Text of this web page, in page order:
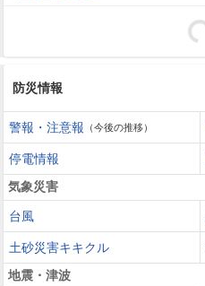
防災情報
警報・注意報 （今後の推移）
停電情報
気象災害
台風
土砂災害キキクル
地震・津波